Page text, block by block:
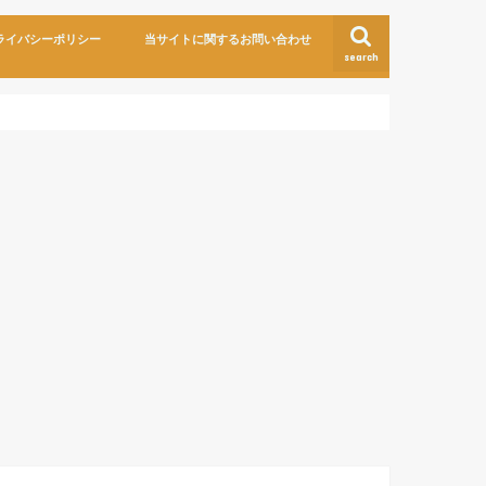
search
イバシーポリシー 当サイトに関するお問い合わせ